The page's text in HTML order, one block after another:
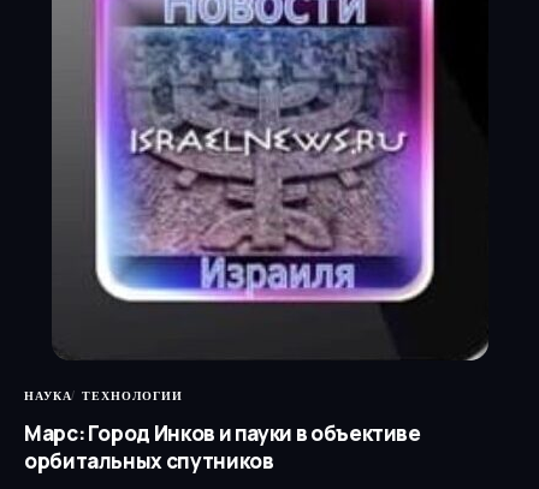
НАУКА ТЕХНОЛОГИИ
Марс: Город Инков и пауки в объективе
орбитальных спутников